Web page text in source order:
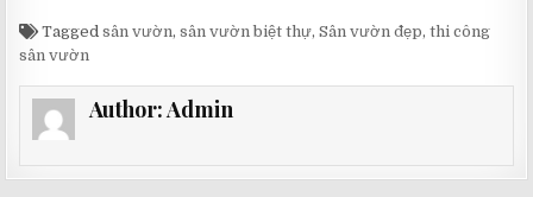
Taggedsân vườn,sân vườn biệt thự,Sân vườn đẹp,thi công
sân vườn
Author:Admin